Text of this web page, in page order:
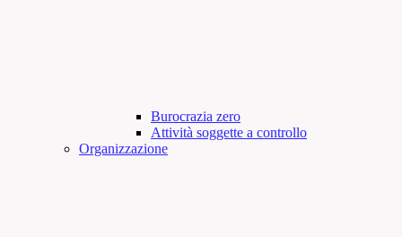
Burocrazia zero
Attività soggette a controllo
Organizzazione